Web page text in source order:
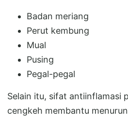
Badan meriang
Perut kembung
Mual
Pusing
Pegal-pegal
Selain itu, sifat antiinflamasi
cengkeh membantu